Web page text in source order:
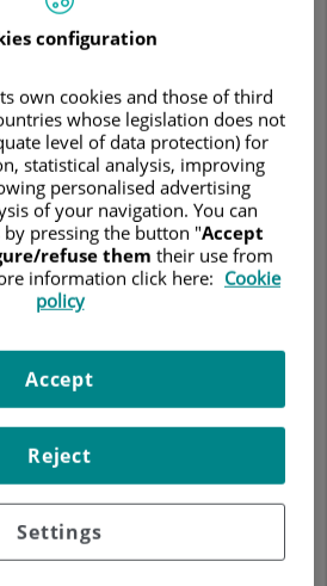
que los equipos médicos del grupo
salud de los pilotos. Dorna dotó a
tras la trágica muerte de Marco
el Servicio Médico Oficial del
MotoGP. Este es el sexto año en
equipos de profesionales del grupo
la seguridad y la salud de los
del Mundo, que comienza su
semana en Jerez.
configuration
own cookies and those of third
whose legislation does not
level of data protection) for
statistical analysis, improving
personalised advertising
of your navigation. You can
by pressing the button "Accept
refuse them their use from
information click here: Cookie
policy
Settings
Reject
Accept